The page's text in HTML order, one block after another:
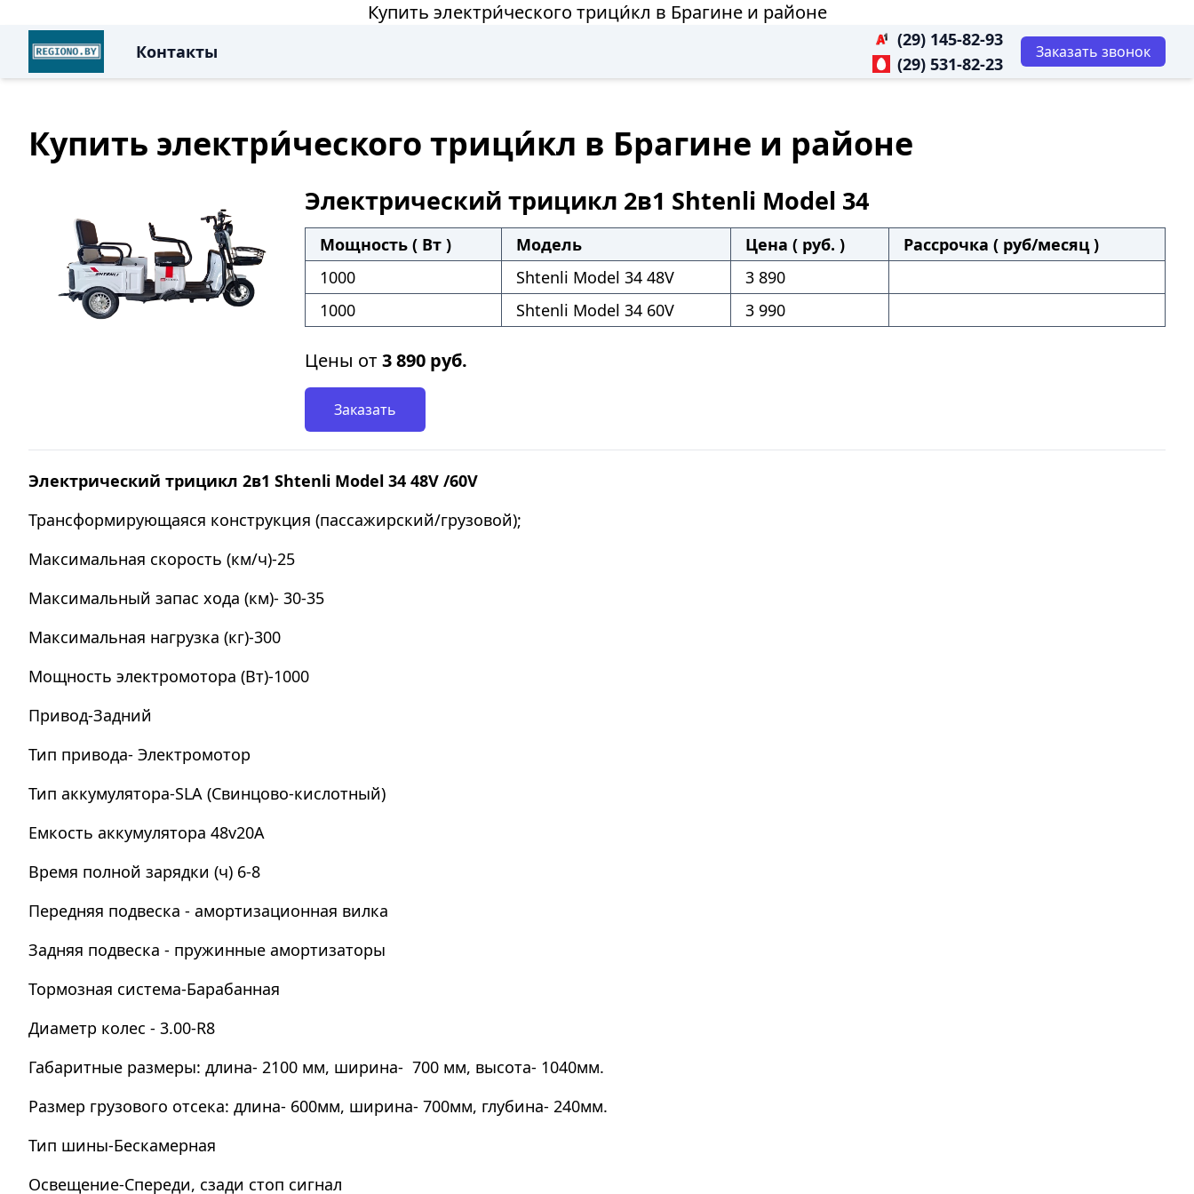
Купить электри́ческого трици́кл в Брагине и районе
Контакты
(29) 145-82-93
(29) 531-82-23
Заказать звонок
Купить электри́ческого трици́кл в Брагине и районе
Электрический трицикл 2в1 Shtenli Model 34
Мощность ( Вт ) Модель Цена ( руб. )
Рассрочка ( руб/месяц )
1000
Shtenli Model 34 48V
3 890
1000
Shtenli Model 34 60V 3 990
Цены от3 890 руб.
Заказать
Электрический трицикл 2в1 Shtenli Model 34 48V /60V
Трансформирующаяся конструкция (пассажирский/грузовой);
Максимальная скорость (км/ч)-25
Максимальный запас хода (км)- 30-35
Максимальная нагрузка (кг)-300
Мощность электромотора (Вт)-1000
Привод-Задний
Тип привода- Электромотор
Тип аккумулятора-SLA (Свинцово-кислотный)
Емкость аккумулятора 48v20A
Время полной зарядки (ч) 6-8
Передняя подвеска - амортизационная вилка
Задняя подвеска - пружинные амортизаторы
Тормозная система-Барабанная
Диаметр колес - 3.00-R8
Габаритные размеры: длина- 2100 мм, ширина- 700 мм, высота- 1040мм.
Размер грузового отсека: длина- 600мм, ширина- 700мм, глубина- 240мм.
Тип шины-Бескамерная
Освещение-Спереди, сзади стоп сигнал